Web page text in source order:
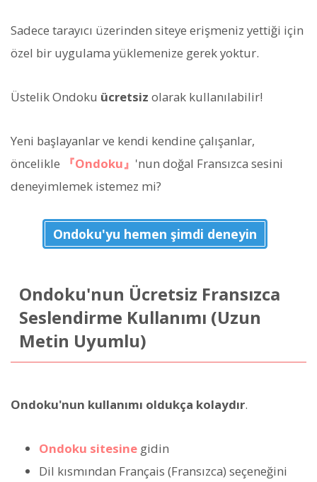
Sadece tarayıcı üzerinden siteye erişmeniz yettiği için
özel bir uygulama yüklemenize gerek yoktur.
Üstelik Ondoku ücretsiz olarak kullanılabilir!
Yeni başlayanlar ve kendi kendine çalışanlar,
öncelikle
『Ondoku』 'nun doğal Fransızca sesini
deneyimlemek istemez mi?
Ondoku'yu hemen şimdi deneyin
Ondoku'nun Ücretsiz Fransızca
Seslendirme Kullanımı (Uzun
Metin Uyumlu)
Ondoku'nun kullanımı oldukça kolaydır.
Ondoku sitesine gidin
Dil kısmından Français (Fransızca) seçeneğini